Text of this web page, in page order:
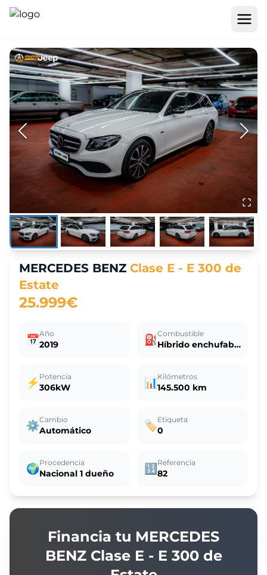
MERCEDES BENZ Clase E - E 300 de
Estate
25.999€
📅Año
2019 ⛽Combustible
Híbrido enchufable
⚡ Potencia
306kW 📊Kilómetros
145.500 km
⚙️Cambio
Automático 🏷️Etiqueta
0
🌍Procedencia
Nacional 1 dueño 🔢 Referencia
82
Financia tu MERCEDES
BENZ Clase E - E 300 de